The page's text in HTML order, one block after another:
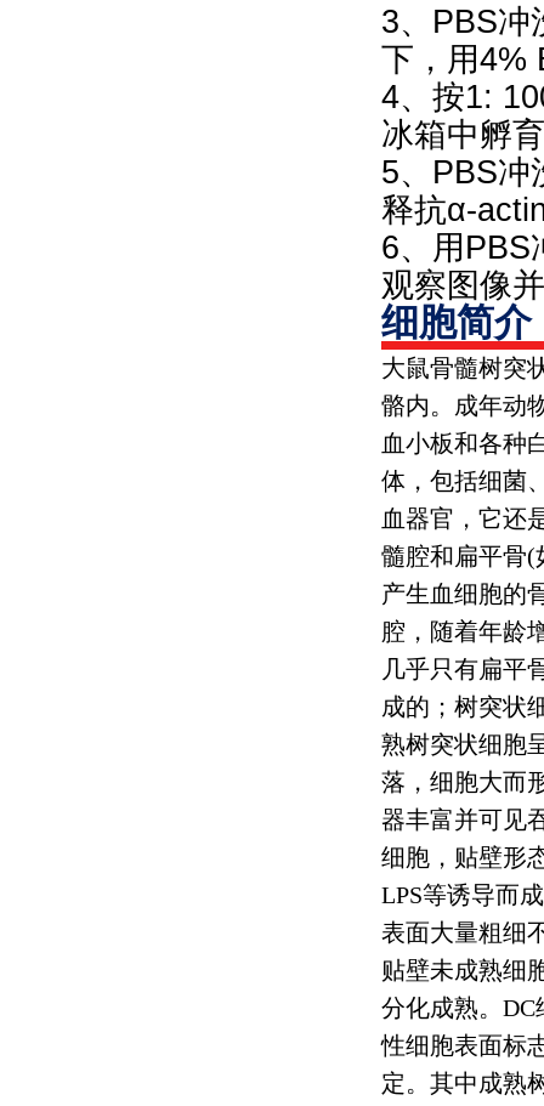
3、PBS冲
下，用4%
4、按1:
冰箱中孵
5、PBS冲
释抗α-
6、用PBS
观察图像
细胞简介
大鼠骨髓树突
骼内。成年动
血小板和各种
体，包括细菌
血器官，它还
髓腔和扁平骨(
产生血细胞的
腔，随着年龄
几乎只有扁平
成的；树突状
熟树突状细胞
落，细胞大而
器丰富并可见
细胞，贴壁形
LPS等诱导而
表面大量粗细
贴壁未成熟细
分化成熟。 DC
性细胞表面标
定。其中成熟